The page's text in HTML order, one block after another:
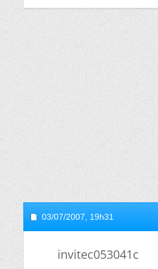
03/07/2007, 19h31
invitec053041c